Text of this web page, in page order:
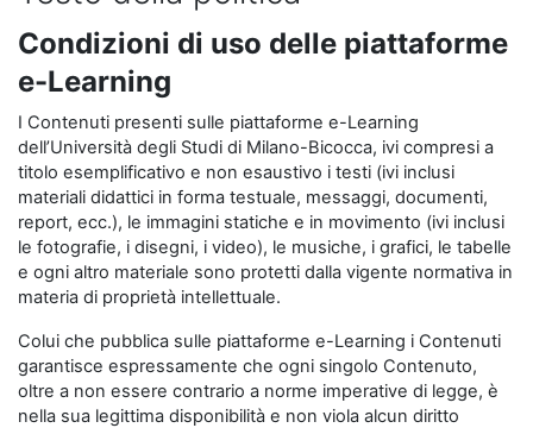
Condizioni di uso delle piattaforme
e-Learning
I Contenuti presenti sulle piattaforme e-Learning
dell’Università degli Studi di Milano-Bicocca, ivi compresi a
titolo esemplificativo e non esaustivo i testi (ivi inclusi
materiali didattici in forma testuale, messaggi, documenti,
report, ecc.), le immagini statiche e in movimento (ivi inclusi
le fotografie, i disegni, i video), le musiche, i grafici, le tabelle
e ogni altro materiale sono protetti dalla vigente normativa in
materia di proprietà intellettuale.
Colui che pubblica sulle piattaforme e-Learning i Contenuti
garantisce espressamente che ogni singolo Contenuto,
oltre a non essere contrario a norme imperative di legge, è
nella sua legittima disponibilità e non viola alcun diritto